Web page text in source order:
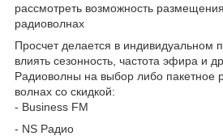
рассмотреть возможность
радиоволнах
Просчет делается в индивидуальном
влиять сезонность, частота эфира и др.
Радиоволны на выбор либо пакетное
волнах со скидкой:
- Business FM
- NS Радио